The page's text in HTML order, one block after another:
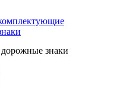
знаки